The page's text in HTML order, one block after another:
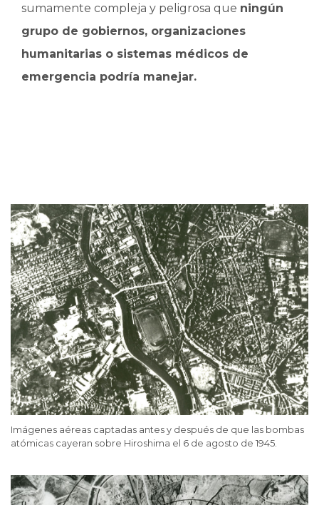
sumamente compleja y peligrosa que ningún
grupo de gobiernos, organizaciones
humanitarias o sistemas médicos de
emergencia podría manejar.
Imágenes aéreas captadas antes y después de que las bombas
atómicas cayeran sobre Hiroshima el 6 de agosto de 1945.